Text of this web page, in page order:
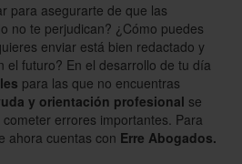
para asegurarte de que las
no te perjudican? ¿Cómo puedes
enviar está bien redactado y
el futuro? En el desarrollo de tu día
para las que no encuentras
y orientación profesional se
errores importantes. Para
ahora cuentas con Erre Abogados.